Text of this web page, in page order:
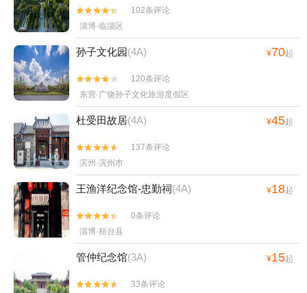


102条评论
淄博·临淄区
孙子文化园(4A) ¥70起


120条评论
东营·广饶孙子文化旅游度假区
杜受田故居(4A) ¥45起


137条评论
滨州·滨州市
王渔洋纪念馆-忠勤祠(4A) ¥18起


0条评论
淄博·桓台县
管仲纪念馆(3A) ¥15起

 33条评论